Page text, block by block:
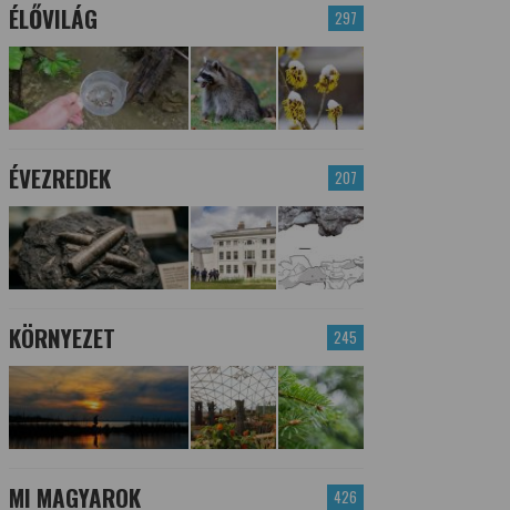
297
ÉLŐVILÁG
207
ÉVEZREDEK
245
KÖRNYEZET
426
MI MAGYAROK